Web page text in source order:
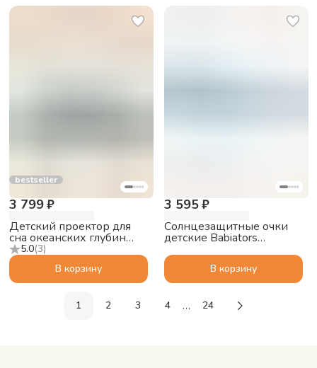
bestseller
5.0(3)
3 799 ₽
Детский проектор для
сна океанских глубин
ZAZU Краб Коди (Cody)
В корзину
3 595 ₽
Солнцезащитные очки
детские Babiators
Сумеречный синий, 3-5
В корзину
1 2 3 4 … 24